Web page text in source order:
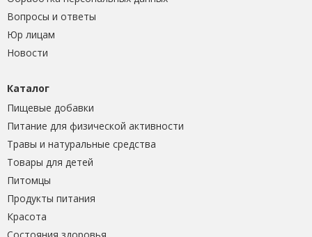
Вопросы и ответы
Юр лицам
Новости
Каталог
Пищевые добавки
Питание для физической активности
Травы и натуральные средства
Товары для детей
Питомцы
Продукты питания
Красота